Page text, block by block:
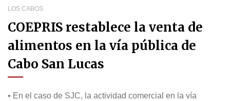
LOS CABOS
COEPRIS restablece la venta de
alimentos en la vía pública de
Cabo San Lucas
• En el caso de SJC, la actividad comercial en la vía